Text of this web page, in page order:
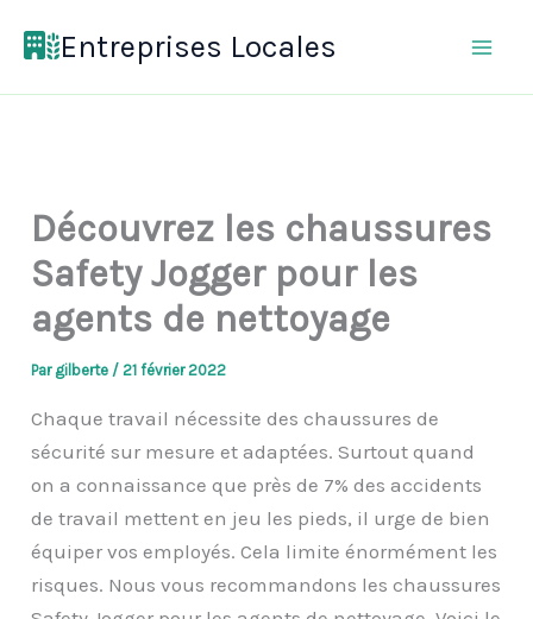
Entreprises Locales
Découvrez les chaussures
Safety Jogger pour les
agents de nettoyage
Par gilberte /21 février 2022
Chaque travail nécessite des chaussures de
sécurité sur mesure et adaptées. Surtout quand
on a connaissance que près de 7% des accidents
de travail mettent en jeu les pieds, il urge de bien
équiper vos employés. Cela limite énormément les
risques. Nous vous recommandons les chaussures